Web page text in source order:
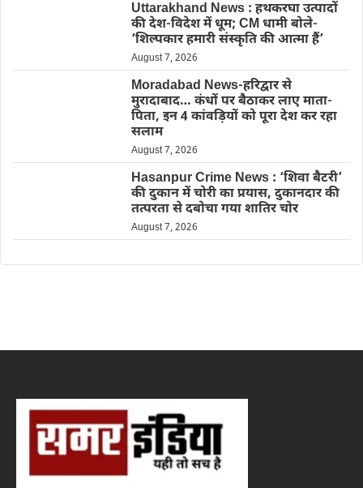
Uttarakhand News : हथकरघा उत्पादों
की देश-विदेश में धूम; CM धामी बोले-
‘शिल्पकार हमारी संस्कृति की आत्मा हैं’
August 7, 2026
Moradabad News-हरिद्वार से
मुरादाबाद… कंधों पर बैठाकर लाए माता-
पिता, इन 4 कांवड़ियों को पूरा देश कर रहा
सलाम
August 7, 2026
Hasanpur Crime News : ‘शिवा बैटरी’
की दुकान में चोरी का प्रयास, दुकानदार की
तत्परता से दबोचा गया शातिर चोर
August 7, 2026